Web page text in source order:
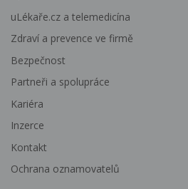
uLékaře.cz a telemedicína
Zdraví a prevence ve firmě
Bezpečnost
Partneři a spolupráce
Kariéra
Inzerce
Kontakt
Ochrana oznamovatelů